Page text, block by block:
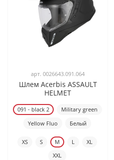
арт. 0026643.091.064
Шлем Acerbis ASSAULT
HELMET
091 - black 2
Military green
Yellow Fluo
Белый
XS S M L
XL
XXL